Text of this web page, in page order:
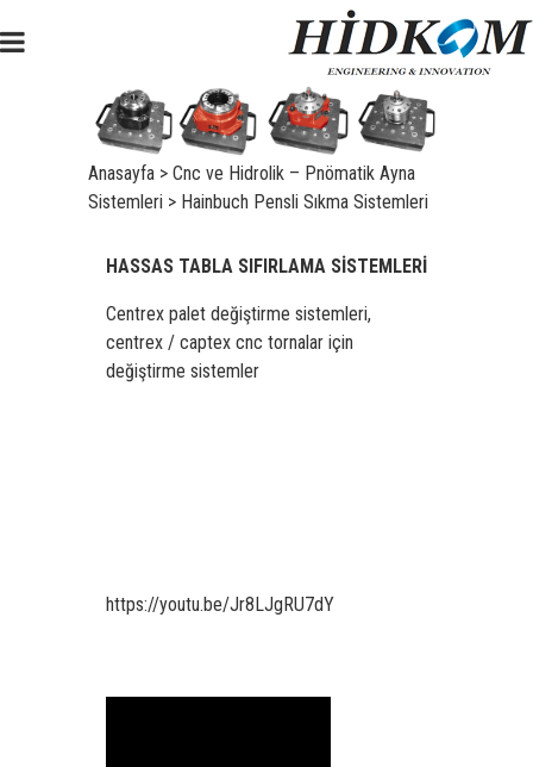
Anasayfa > Cnc ve Hidrolik – Pnömatik Ayna
Sistemleri > Hainbuch Pensli Sıkma Sistemleri
HASSAS TABLA SIFIRLAMA SİSTEMLERİ
Centrex palet değiştirme sistemleri,
centrex / captex cnc tornalar için
değiştirme sistemler
https://youtu.be/Jr8LJgRU7dY